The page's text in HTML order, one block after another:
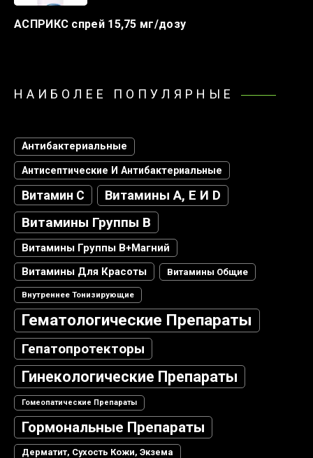
АСПРИКС спрей 15,75 мг/дозу
НАИБОЛЕЕ ПОПУЛЯРНЫЕ
Антибактериальные
Антисептические И Антибактериальные
Витамин С Витамины А, Е И D
Витамины Группы В
Витамины Группы В+магний
Витамины Для Красоты
Витамины Общие
Внутреннее Тонизирующие
Гематологические Препараты
Гепатопротекторы
Гинекологические Препараты
Гомеопатические Препараты
Гормональные Препараты
Дерматит, Сухость Кожи, Экзема